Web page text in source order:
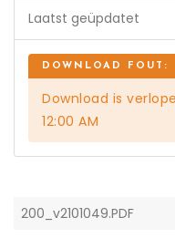
Laatst geüpdatet
Download is
12:00 AM
200_v2101049.PDF